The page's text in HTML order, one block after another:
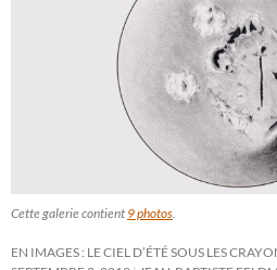
Cette galerie contient 9 photos.
EN IMAGES : LE CIEL D’ÉTÉ SOUS LES